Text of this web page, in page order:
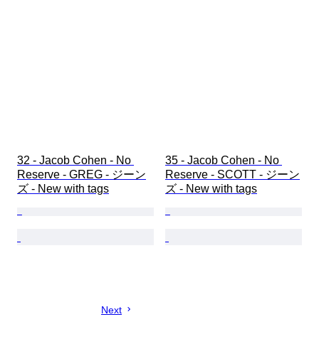
32 - Jacob Cohen - No
Reserve - GREG - ジーン
ズ - New with tags
35 - Jacob Cohen - No
Reserve - SCOTT - ジーン
ズ - New with tags
Next